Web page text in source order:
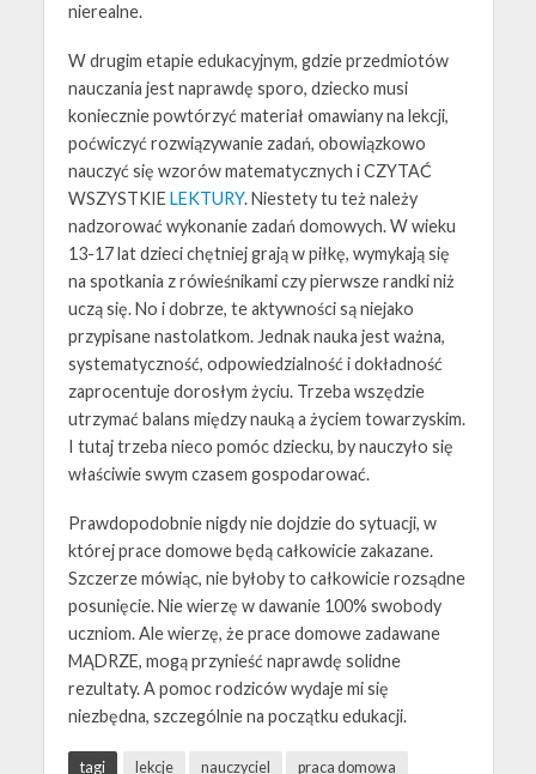
nierealne.
W drugim etapie edukacyjnym, gdzie przedmiotów
nauczania jest naprawdę sporo, dziecko musi
koniecznie powtórzyć materiał omawiany na lekcji,
poćwiczyć rozwiązywanie zadań, obowiązkowo
nauczyć się wzorów matematycznych i CZYTAĆ
WSZYSTKIE LEKTURY. Niestety tu też należy
nadzorować wykonanie zadań domowych. W wieku
13-17 lat dzieci chętniej grają w piłkę, wymykają się
na spotkania z rówieśnikami czy pierwsze randki niż
uczą się. No i dobrze, te aktywności są niejako
przypisane nastolatkom. Jednak nauka jest ważna,
systematyczność, odpowiedzialność i dokładność
zaprocentuje dorosłym życiu. Trzeba wszędzie
utrzymać balans między nauką a życiem towarzyskim.
I tutaj trzeba nieco pomóc dziecku, by nauczyło się
właściwie swym czasem gospodarować.
Prawdopodobnie nigdy nie dojdzie do sytuacji, w
której prace domowe będą całkowicie zakazane.
Szczerze mówiąc, nie byłoby to całkowicie rozsądne
posunięcie. Nie wierzę w dawanie 100% swobody
uczniom. Ale wierzę, że prace domowe zadawane
MĄDRZE, mogą przynieść naprawdę solidne
rezultaty. A pomoc rodziców wydaje mi się
niezbędna, szczególnie na początku edukacji.
tagi lekcje nauczyciel praca domowa